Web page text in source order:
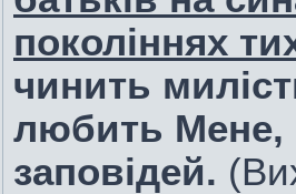
поколіннях
чинить
любить Мене,
заповідей.